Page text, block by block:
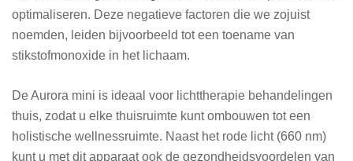
optimaliseren. Deze negatieve factoren die we zojuist
noemden, leiden bijvoorbeeld tot een toename van
stikstofmonoxide in het lichaam.
De Aurora mini is ideaal voor lichttherapie behandelingen
thuis, zodat u elke thuisruimte kunt ombouwen tot een
holistische wellnessruimte. Naast het rode licht (660 nm)
kunt u met dit apparaat ook de gezondheidsvoordelen van